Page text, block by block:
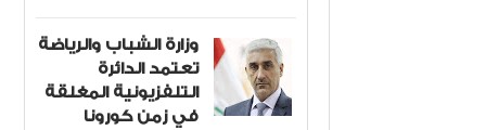
وزارة الشباب والرياضة
تعتمد الدائرة
التلفزيونية المغلقة
في زمن كورونا